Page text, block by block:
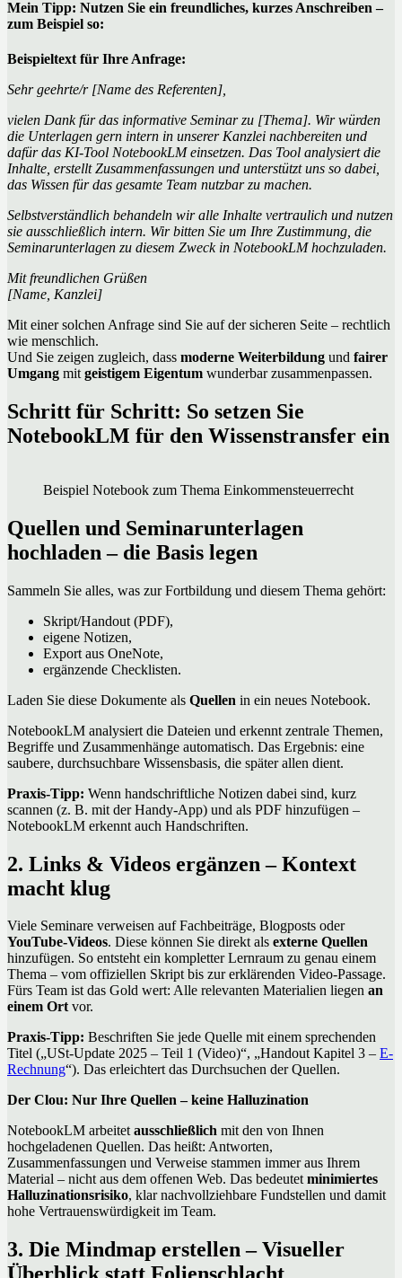
Mein Tipp: Nutzen Sie ein freundliches, kurzes Anschreiben –
zum Beispiel so:
Beispieltext für Ihre Anfrage:
Sehr geehrte/r [Name des Referenten],
vielen Dank für das informative Seminar zu [Thema]. Wir würden
die Unterlagen gern intern in unserer Kanzlei nachbereiten und
dafür das KI-Tool NotebookLM einsetzen. Das Tool analysiert die
Inhalte, erstellt Zusammenfassungen und unterstützt uns so dabei,
das Wissen für das gesamte Team nutzbar zu machen.
Selbstverständlich behandeln wir alle Inhalte vertraulich und nutzen
sie ausschließlich intern. Wir bitten Sie um Ihre Zustimmung, die
Seminarunterlagen zu diesem Zweck in NotebookLM hochzuladen.
Mit freundlichen Grüßen
[Name, Kanzlei]
Mit einer solchen Anfrage sind Sie auf der sicheren Seite – rechtlich
wie menschlich.
Und Sie zeigen zugleich, dass moderne Weiterbildung und fairer
Umgang mit geistigem Eigentum wunderbar zusammenpassen.
Schritt für Schritt: So setzen Sie
NotebookLM für den Wissenstransfer ein
Beispiel Notebook zum Thema Einkommensteuerrecht
Quellen und Seminarunterlagen
hochladen – die Basis legen
Sammeln Sie alles, was zur Fortbildung und diesem Thema gehört:
Skript/Handout (PDF),
eigene Notizen,
Export aus OneNote,
ergänzende Checklisten.
Laden Sie diese Dokumente als Quellen in ein neues Notebook.
NotebookLM analysiert die Dateien und erkennt zentrale Themen,
Begriffe und Zusammenhänge automatisch. Das Ergebnis: eine
saubere, durchsuchbare Wissensbasis, die später allen dient.
Praxis-Tipp: Wenn handschriftliche Notizen dabei sind, kurz
scannen (z. B. mit der Handy-App) und als PDF hinzufügen –
NotebookLM erkennt auch Handschriften.
2. Links & Videos ergänzen – Kontext
macht klug
Viele Seminare verweisen auf Fachbeiträge, Blogposts oder
YouTube-Videos. Diese können Sie direkt als externe Quellen
hinzufügen. So entsteht ein kompletter Lernraum zu genau einem
Thema – vom offiziellen Skript bis zur erklärenden Video-Passage.
Fürs Team ist das Gold wert: Alle relevanten Materialien liegen an
einem Ortvor.
Praxis-Tipp: Beschriften Sie jede Quelle mit einem sprechenden
Titel („USt-Update 2025 – Teil 1 (Video)“, „Handout Kapitel 3 – E-
Rechnung“). Das erleichtert das Durchsuchen der Quellen.
Der Clou: Nur Ihre Quellen – keine Halluzination
NotebookLM arbeitetausschließlich mit den von Ihnen
hochgeladenen Quellen. Das heißt: Antworten,
Zusammenfassungen und Verweise stammen immer aus Ihrem
Material – nicht aus dem offenen Web. Das bedeutetminimiertes
Halluzinationsrisiko, klar nachvollziehbare Fundstellen und damit
hohe Vertrauenswürdigkeit im Team.
3. Die Mindmap erstellen – Visueller